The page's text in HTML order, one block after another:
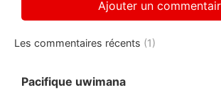
Les commentaires récents (1)
Pacifique uwimana